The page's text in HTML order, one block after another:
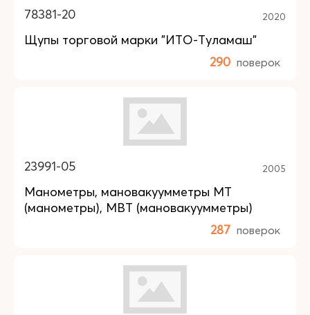
78381-20 2020
Щупы торговой марки "ИТО-Туламаш"
290 поверок
23991-05 2005
Манометры, мановакуумметры МТ
(манометры), МВТ (мановакуумметры)
287 поверок